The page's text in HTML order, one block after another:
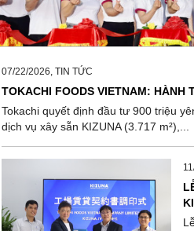
07/22/2026, TIN TỨC
TOKACHI FOODS VIETNAM: HÀNH
Tokachi quyết định đầu tư 900 triệu
dịch vụ xây sẵn KIZUNA (3.717 m²),...